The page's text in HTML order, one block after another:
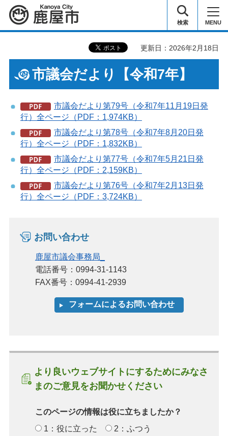
鹿屋市 検索 MENU
更新日：2026年2月18日
市議会だより【令和7年】
市議会だより第79号（令和7年11月19日発
行）全ページ（PDF：1,974KB）
市議会だより第78号（令和7年8月20日発
行）全ページ（PDF：1,832KB）
市議会だより第77号（令和7年5月21日発
行）全ページ（PDF：2,159KB）
市議会だより第76号（令和7年2月13日発
行）全ページ（PDF：3,724KB）
お問い合わせ
鹿屋市議会事務局_
電話番号：0994-31-1143
FAX番号：0994-41-2939
より良いウェブサイトにするためにみなさ
まのご意見をお聞かせください
このページの情報は役に立ちましたか？
1：役に立った
2：ふつう